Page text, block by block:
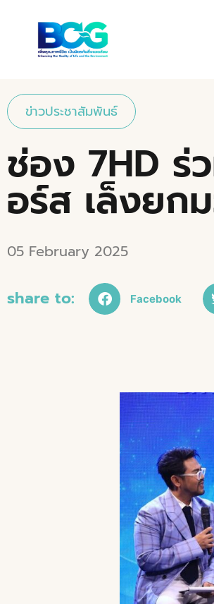
ข่าวประชาสัมพันธ์
ช่อง 7HD ร่
อร์ส เล็งยก
05 February 2025
share to: Facebook